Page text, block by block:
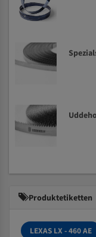
Produktetiketten
LEXAS LX - 460 AE